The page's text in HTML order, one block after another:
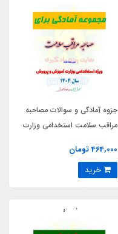
جزوه آمادگی و سوالات مصاحبه
مراقب سلامت استخدامی وزارت
464,000 تومان